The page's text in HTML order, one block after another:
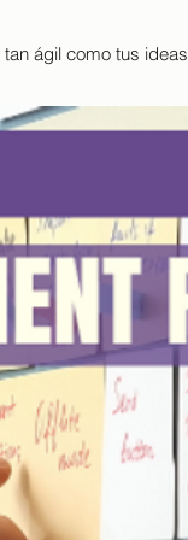
tan ágil como tus ideas